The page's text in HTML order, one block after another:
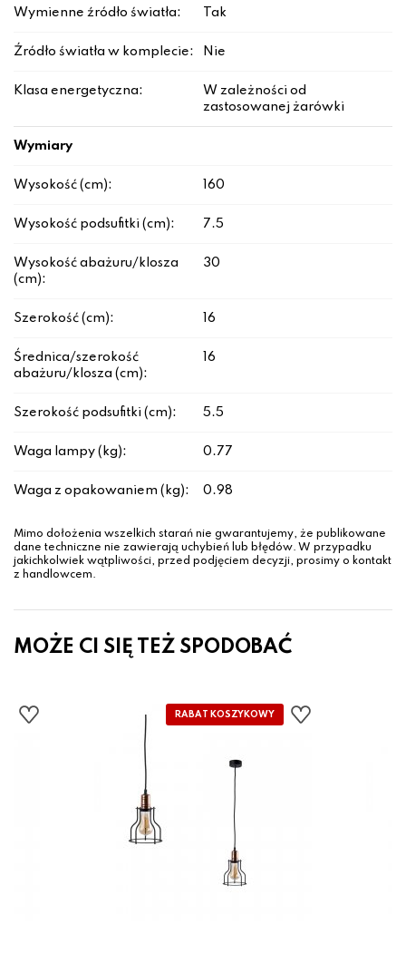
Wymienne źródło światła: Tak
Źródło światła w komplecie: Nie
Klasa energetyczna:
W zależności od
zastosowanej żarówki
Wymiary
Wysokość (cm): 160
Wysokość podsufitki (cm): 7.5
Wysokość abażuru/klosza
(cm):
30
Szerokość (cm): 16
Średnica/szerokość
abażuru/klosza (cm):
16
Szerokość podsufitki (cm): 5.5
Waga lampy (kg): 0.77
Waga z opakowaniem (kg): 0.98
Mimo dołożenia wszelkich starań nie gwarantujemy, że publikowane
dane techniczne nie zawierają uchybień lub błędów. W przypadku
jakichkolwiek wątpliwości, przed podjęciem decyzji, prosimy o kontakt
z handlowcem.
MOŻE CI SIĘ TEŻ SPODOBAĆ